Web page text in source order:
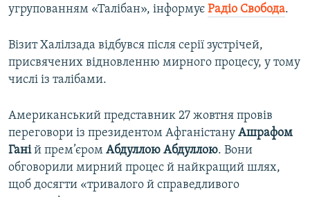
угрупованням «Талібан», інформує Радіо Свобода.
Візит Халілзада відбувся після серії зустрічей,
присвячених відновленню мирного процесу, у тому
числі із талібами.
Американський представник 27 жовтня провів
переговори із президентом Афганістану Ашрафом
Ганій прем’єром Абдуллою Абдуллою. Вони
обговорили мирний процес й найкращий шлях,
щоб досягти «тривалого й справедливого